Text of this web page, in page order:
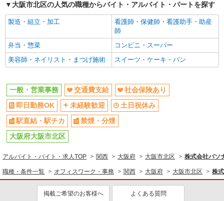
大阪市北区の人気の職種からバイト・アルバイト・パートを探す
製造・組立・加工
看護師・保健師・看護助手・助産
師
弁当・惣菜
コンビニ・スーパー
美容師・ネイリスト・まつげ施術
スイーツ・ケーキ・パン
一般・営業事務 交通費支給
社会保険あり
即日勤務OK
未経験歓迎
土日祝休み
駅直結・駅チカ
禁煙・分煙
大阪府大阪市北区
アルバイト・バイト・求人TOP 関西 大阪府 大阪市北区 株式会社パソ
職種・条件一覧 オフィスワーク・事務 関西 大阪府 大阪市北区 株
掲載ご希望のお客様へ よくある質問